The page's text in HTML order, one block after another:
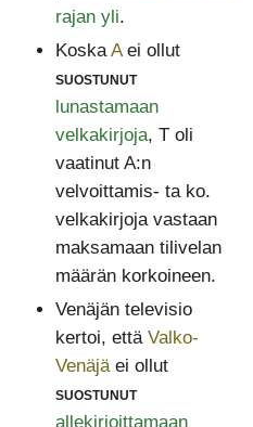
rajan yli.
Koska Aei ollut
suostunut
lunastamaan
velkakirjoja, T oli
vaatinut A:n
velvoittamis- ta ko.
velkakirjoja vastaan
maksamaan tilivelan
määrän korkoineen.
Venäjän televisio
kertoi, että Valko-
Venäjäei ollut
suostunut
allekirjoittamaan